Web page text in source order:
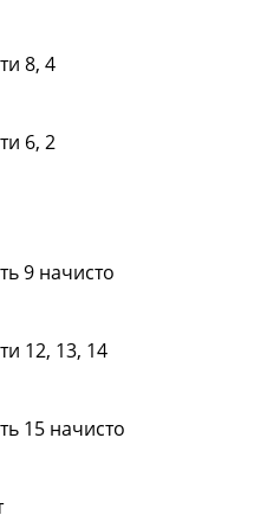
8, 4
6, 2
9 начисто
12, 13, 14
15 начисто